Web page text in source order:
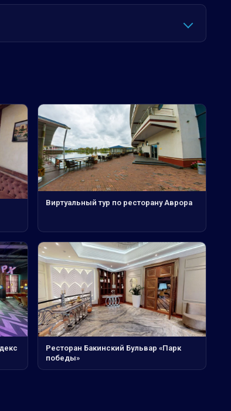
Виртуальный тур по ресторану Аврора
Ресторан Бакинский Бульвар «Парк
победы»